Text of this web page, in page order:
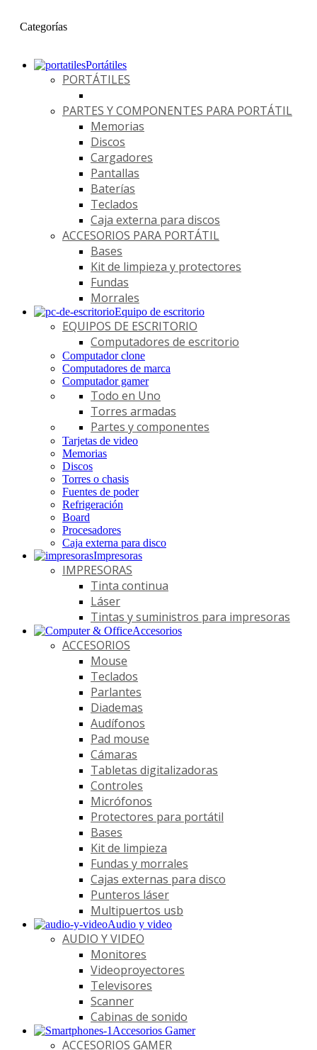
Categorías
Portátiles
PORTÁTILES
PARTES Y COMPONENTES PARA PORTÁTIL
Memorias
Discos
Cargadores
Pantallas
Baterías
Teclados
Caja externa para discos
ACCESORIOS PARA PORTÁTIL
Bases
Kit de limpieza y protectores
Fundas
Morrales
Equipo de escritorio
EQUIPOS DE ESCRITORIO
Computadores de escritorio
Computador clone
Computadores de marca
Computador gamer
Todo en Uno
Torres armadas
Partes y componentes
Tarjetas de video
Memorias
Discos
Torres o chasis
Fuentes de poder
Refrigeración
Board
Procesadores
Caja externa para disco
Impresoras
IMPRESORAS
Tinta continua
Láser
Tintas y suministros para impresoras
Accesorios
ACCESORIOS
Mouse
Teclados
Parlantes
Diademas
Audífonos
Pad mouse
Cámaras
Tabletas digitalizadoras
Controles
Micrófonos
Protectores para portátil
Bases
Kit de limpieza
Fundas y morrales
Cajas externas para disco
Punteros láser
Multipuertos usb
Audio y video
AUDIO Y VIDEO
Monitores
Videoproyectores
Televisores
Scanner
Cabinas de sonido
Accesorios Gamer
ACCESORIOS GAMER